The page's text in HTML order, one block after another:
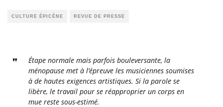
CULTURE ÉPICÈNE REVUE DE PRESSE
Étape normale mais parfois bouleversante, la
ménopause met à l’épreuve les musiciennes soumises
à de hautes exigences artistiques. Si la parole se
libère, le travail pour se réapproprier un corps en
mue reste sous-estimé.